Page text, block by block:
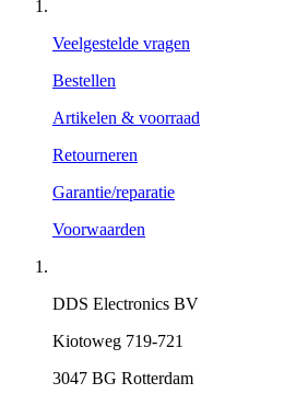
Veelgestelde vragen
Bestellen
Artikelen & voorraad
Retourneren
Garantie/reparatie
Voorwaarden
DDS Electronics BV
Kiotoweg 719-721
3047 BG Rotterdam